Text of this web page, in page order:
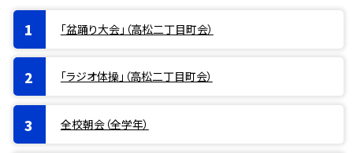
「盆踊り大会」（高松二丁目町会）
「ラジオ体操」（高松二丁目町会）
全校朝会（全学年）